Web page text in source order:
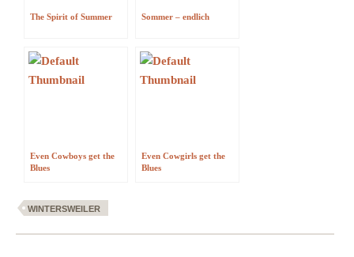
The Spirit of Summer Sommer – endlich
Even Cowboys get the
Blues
Even Cowgirls get the
Blues
WINTERSWEILER